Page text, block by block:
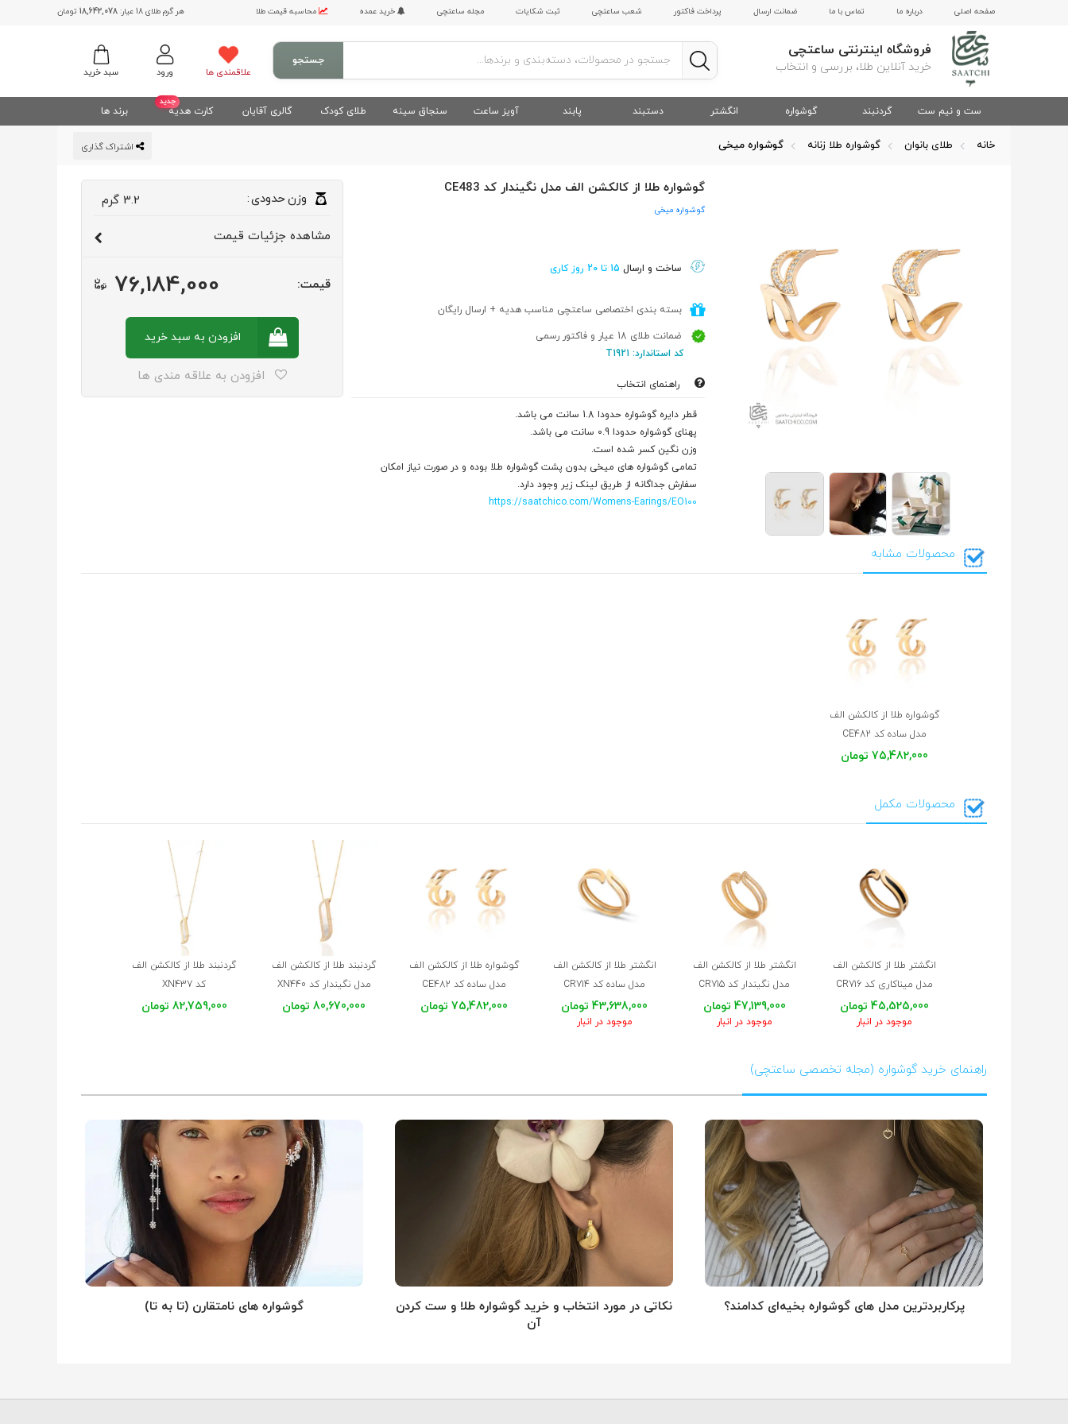
صفحه اصلی درباره ما تماس با ما ضمانت ارسال پرداخت فاکتور شعب ساعتچی ثبت شکایات مجله ساعتچی خرید عمده محاسبه قیمت طلا هر گرم طلای 18 عیار: 18,642,078 تومان
فروشگاه اینترنتی ساعتچی
خرید آنلاین طلا، بررسی و انتخاب سبد خرید ورود علاقمندی ها
جستجو
ست و نیم ست گردنبند گوشواره انگشتر دستبند پابند آویز ساعت سنجاق سینه طلای کودک گالری آقایان
جدید
کارت هدیه برند ها
خانه طلای بانوان گوشواره طلا زنانه گوشواره میخی
گوشواره طلا از کالکشن الف مدل نگیندار کد CE483
گوشواره میخی
ساخت و ارسال 15 تا 20 روز کاری
بسته بندی اختصاصی ساعتچی مناسب هدیه + ارسال رایگان
ضمانت طلای 18 عیار و فاکتور رسمی
کد استاندارد: T1921
راهنمای انتخاب
قطر دایره گوشواره حدودا 1.8 سانت می باشد.
پهنای گوشواره حدودا 0.9 سانت می باشد.
وزن نگین کسر شده است.
تمامی گوشواره های میخی بدون پشت گوشواره طلا بوده و در صورت نیاز امکان
سفارش جداگانه از طریق لینک زیر وجود دارد.
https://saatchico.com/Womens-Earings/EO100
وزنحدودی:
3.2 گرم
مشاهده جزئیات قیمت
قیمت: 76,184,000
افزودن به سبدخرید
افزودن به علاقه مندی ها
محصولات مشابه
گوشواره طلا از کالکشن الف
مدل ساده کد CE482
75,482,000 تومان
محصولات مکمل
انگشتر طلا از کالکشن الف
مدل میناکاری کد CR716
45,525,000 تومان
موجود در انبار
انگشتر طلا از کالکشن الف
مدل نگیندار کد CR715
47,139,000 تومان
موجود در انبار
انگشتر طلا از کالکشن الف
مدل ساده کد CR714
43,638,000 تومان
موجود در انبار
گوشواره طلا از کالکشن الف
مدل ساده کد CE482
75,482,000 تومان
گردنبند طلا از کالکشن الف
مدل نگیندار کد XN440
80,670,000 تومان
گردنبند طلا از کالکشن الف
کد XN437
82,759,000 تومان
راهنمای خرید گوشواره (مجله تخصصی ساعتچی)
پرکاربردترین مدل های گوشواره بخیه‌ای کدامند؟
نکاتی در مورد انتخاب و خرید گوشواره طلا و ست کردن
آن
گوشواره های نامتقارن (تا به تا)